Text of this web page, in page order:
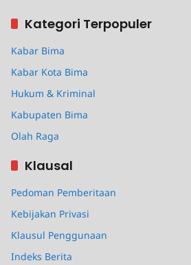
Kategori Terpopuler
Kabar Bima
Kabar Kota Bima
Hukum & Kriminal
Kabupaten Bima
Olah Raga
Klausal
Pedoman Pemberitaan
Kebijakan Privasi
Klausul Penggunaan
Indeks Berita